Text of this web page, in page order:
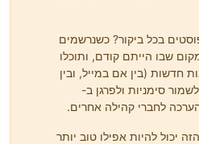
בכל ביקור? כשנרשמים
שבו הייתם קודם, ותוכלו
חדשות (בין אם במייל, ובין
סימניות ולפרגן ב-
יכול להיות אפילו טוב יותר